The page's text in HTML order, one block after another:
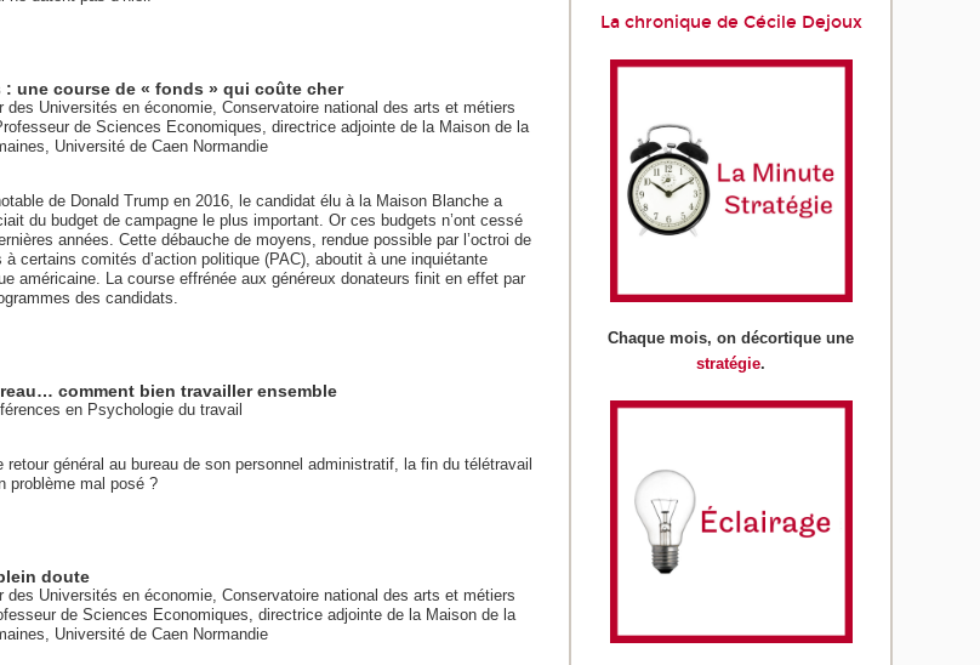
: une course de « fonds » qui coûte cher
des Universités en économie, Conservatoire national des arts et métiers
de Sciences Economiques, directrice adjointe de la Maison de la
Université de Caen Normandie
de Donald Trump en 2016, le candidat élu à la Maison Blanche a
du budget de campagne le plus important. Or ces budgets n’ont cessé
années. Cette débauche de moyens, rendue possible par l’octroi de
certains comités d’action politique (PAC), aboutit à une inquiétante
américaine. La course effrénée aux généreux donateurs finit en effet par
des candidats.
comment bien travailler ensemble
en Psychologie du travail
retour général au bureau de son personnel administratif, la fin du télétravail
problème mal posé ?
doute
des Universités en économie, Conservatoire national des arts et métiers
de Sciences Economiques, directrice adjointe de la Maison de la
Université de Caen Normandie
La chronique de Cécile Dejoux
Chaque mois, on décortique une
stratégie.